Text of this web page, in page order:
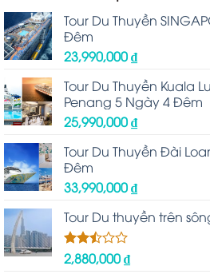
Tour Du Thuyền
Đêm
23,990,000₫
Tour Du Thuyền Kuala
Penang 5 Ngày 4 Đêm
25,990,000₫
Tour Du Thuyền Đài
Đêm
33,990,000₫
Tour Du thuyền trên
Được
2,880,000₫